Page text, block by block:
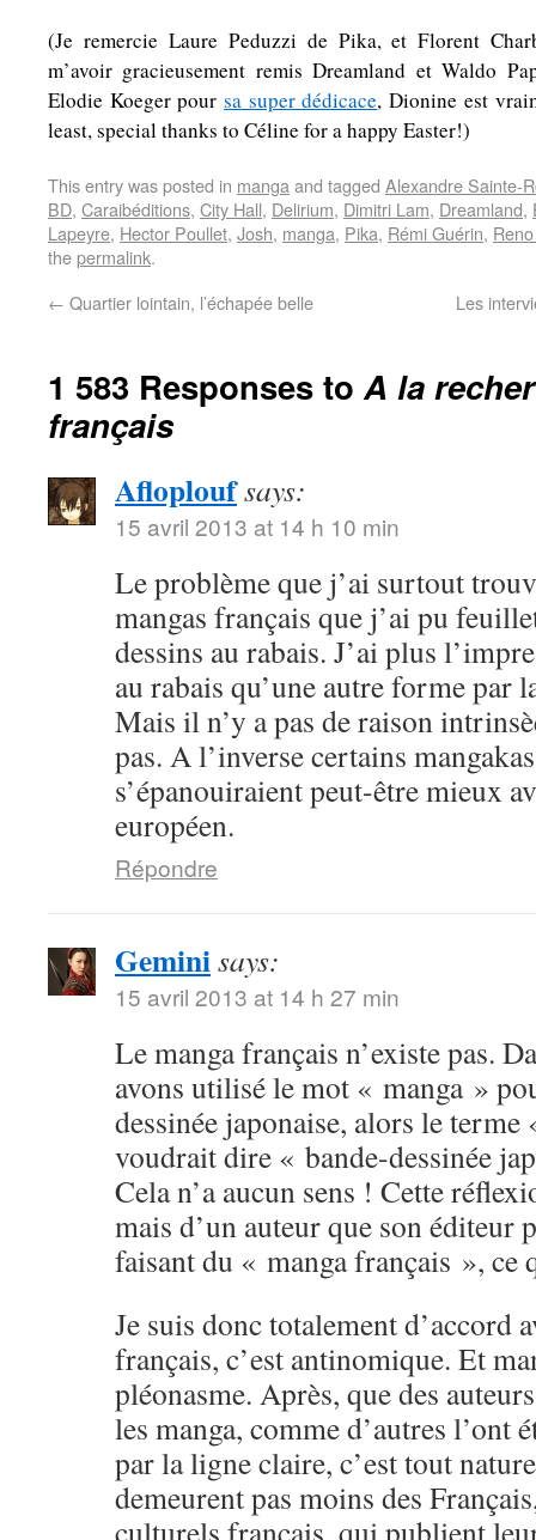
(Je remercie Laure Peduzzi de Pika, et Florent
m’avoir gracieusement remis Dreamland et Waldo
Elodie Koeger poursa super dédicace, Dionine est
least, special thanks to Céline for a happy Easter!)
This entry was posted in manga and tagged Alexandre Sainte-
BD, Caraibéditions, City Hall, Delirium, Dimitri Lam, Dreamland,
Lapeyre, Hector Poullet, Josh, manga, Pika, Rémi Guérin,
thepermalink.
← Quartier lointain, l’échapée belle Les
1 583 Responses toA la
français
Afloploufsays:
15 avril 2013 at 14 h 10 min
Le problème que j’ai surtout
mangas français que j’ai pu
dessins au rabais. J’ai plus
au rabais qu’une autre forme par
Mais il n’y a pas de raison
pas. A l’inverse certains
s’épanouiraient peut-être mieux
européen.
Répondre
Geminisays:
15 avril 2013 at 14 h 27 min
Le manga français n’existe pas.
avons utilisé le mot « manga »
dessinée japonaise, alors le
voudrait dire « bande-dessinée
Cela n’a aucun sens ! Cette
mais d’un auteur que son éditeur
faisant du « manga français », ce
Je suis donc totalement d’accord
français, c’est antinomique. Et
pléonasme. Après, que des
les manga, comme d’autres l’ont
par la ligne claire, c’est tout
demeurent pas moins des
culturels français, qui publient